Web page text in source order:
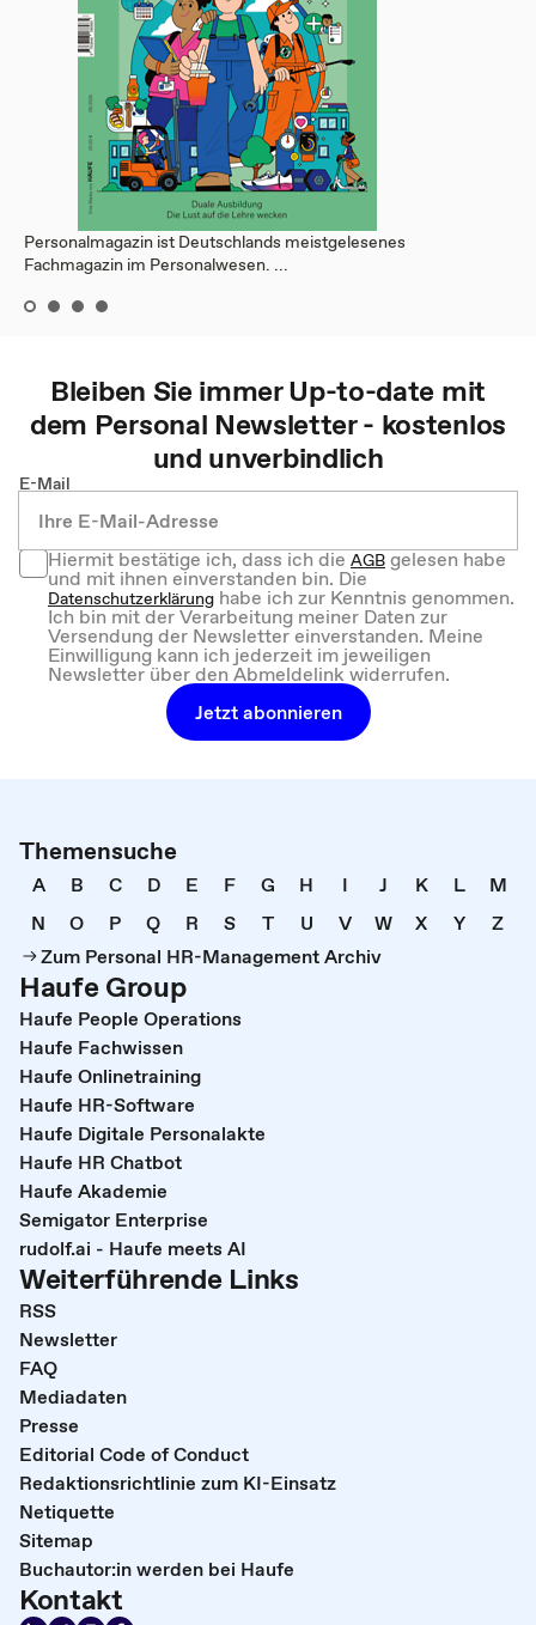
Personalmagazin ist Deutschlands meistgelesenes
Fachmagazin im Personalwesen. ...
Bleiben Sie immer Up-to-date mit
dem Personal Newsletter - kostenlos
und unverbindlich
E-Mail
Hiermit bestätige ich, dass ich dieAGBgelesen habe
und mit ihnen einverstanden bin. Die
Datenschutzerklärung habe ich zur Kenntnis genommen.
Ich bin mit der Verarbeitung meiner Daten zur
Versendung der Newsletter einverstanden. Meine
Einwilligung kann ich jederzeit im jeweiligen
Newsletter über den Abmeldelink widerrufen.
Jetzt abonnieren
Themensuche
A B C D E F G H I J K L
M
N
O P Q R S T U V W X Y
Z
Zum Personal HR-Management Archiv
Haufe Group
Haufe People Operations
Haufe Fachwissen
Haufe Onlinetraining
Haufe HR-Software
Haufe Digitale Personalakte
Haufe HR Chatbot
Haufe Akademie
Semigator Enterprise
rudolf.ai - Haufe meets AI
Weiterführende Links
RSS
Newsletter
FAQ
Mediadaten
Presse
Editorial Code of Conduct
Redaktionsrichtlinie zum KI-Einsatz
Netiquette
Sitemap
Buchautor:in werden bei Haufe
Kontakt